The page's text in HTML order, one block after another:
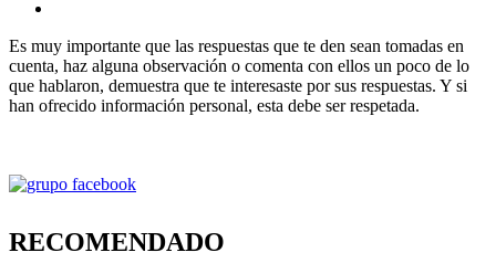
Es muy importante que las respuestas que te den sean tomadas en
cuenta, haz alguna observación o comenta con ellos un poco de lo
que hablaron, demuestra que te interesaste por sus respuestas. Y si
han ofrecido información personal, esta debe ser respetada.
RECOMENDADO